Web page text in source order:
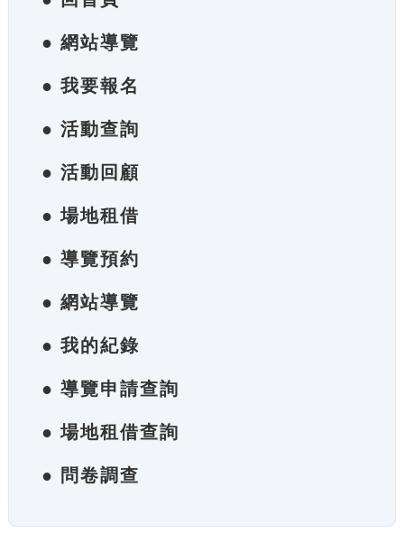
● 網站導覽
● 我要報名
● 活動查詢
● 活動回顧
● 場地租借
● 導覽預約
● 網站導覽
● 我的紀錄
● 導覽申請查詢
● 場地租借查詢
● 問卷調查